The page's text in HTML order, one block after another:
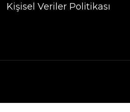
Kişisel Veriler Politikası